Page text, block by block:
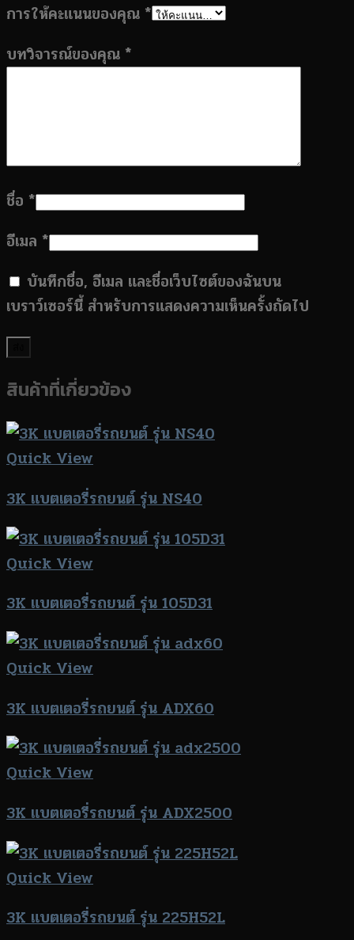
การให้คะแนนของคุณ *
บทวิจารณ์ของคุณ *
ชื่อ *
อีเมล *
บันทึกชื่อ, อีเมล และชื่อเว็บไซต์ของฉันบน
เบราว์เซอร์นี้ สำหรับการแสดงความเห็นครั้งถัดไป
สินค้าที่เกี่ยวข้อง
Quick View
3K แบตเตอรี่รถยนต์ รุ่น NS40
Quick View
3K แบตเตอรี่รถยนต์ รุ่น 105D31
Quick View
3K แบตเตอรี่รถยนต์ รุ่น ADX60
Quick View
3K แบตเตอรี่รถยนต์ รุ่น ADX2500
Quick View
3K แบตเตอรี่รถยนต์ รุ่น 225H52L